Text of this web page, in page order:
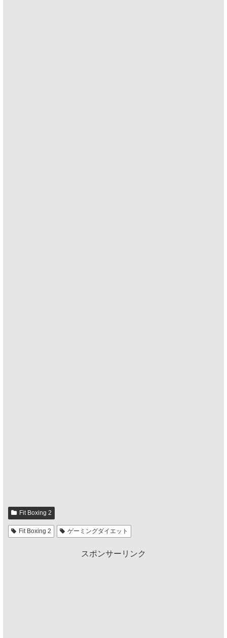
Fit Boxing 2
Fit Boxing 2 ゲーミングダイエット
スポンサーリンク